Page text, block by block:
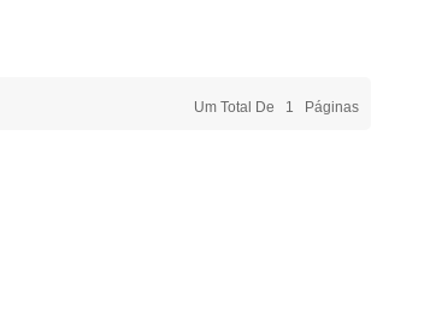
Um Total De 1 Páginas